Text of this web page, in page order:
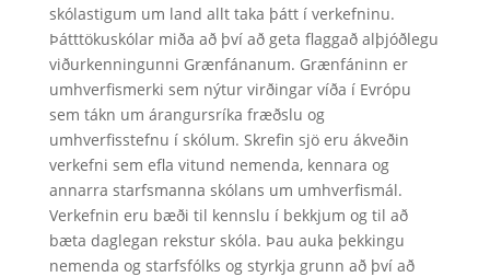
skólastigum um land allt taka þátt í verkefninu.
Þátttökuskólar miða að því að geta flaggað alþjóðlegu
viðurkenningunni Grænfánanum. Grænfáninn er
umhverfismerki sem nýtur virðingar víða í Evrópu
sem tákn um árangursríka fræðslu og
umhverfisstefnu í skólum. Skrefin sjö eru ákveðin
verkefni sem efla vitund nemenda, kennara og
annarra starfsmanna skólans um umhverfismál.
Verkefnin eru bæði til kennslu í bekkjum og til að
bæta daglegan rekstur skóla. Þau auka þekkingu
nemenda og starfsfólks og styrkja grunn að því að